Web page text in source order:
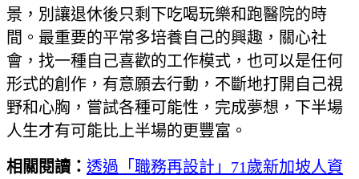
景，別讓退休後只剩下吃喝玩樂和跑醫院的時
間。最重要的平常多培養自己的興趣，關心社
會，找一種自己喜歡的工作模式，也可以是任何
形式的創作，有意願去行動，不斷地打開自己視
野和心胸，嘗試各種可能性，完成夢想，下半場
人生才有可能比上半場的更豐富。
相關閱讀： 透過「職務再設計」71歲新加坡人資